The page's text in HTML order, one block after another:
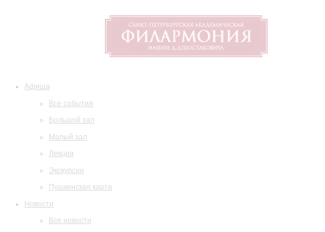
Афиша
Все события
Большой зал
Малый зал
Лекции
Экскурсии
Пушкинская карта
Новости
Все новости